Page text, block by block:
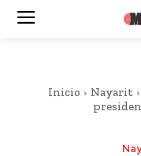
Inicio Nayarit